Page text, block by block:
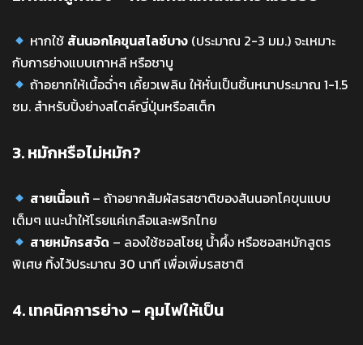
หากใช้ สันนอกโคขุนสไลซ์บาง (ประมาณ 2-3 มม.) จะเหมาะ
กับการย่างแบบเกาหลี หรือชาบู
ถ้าอยากให้เนื้อฉ่ำๆ เคี้ยวเพลิน ให้หั่นเป็นชิ้นหนาประมาณ 1-1.5
ซม. สำหรับปิ้งย่างสไตล์ญี่ปุ่นหรือสเต็ก
3. หมักหรือไม่หมัก?
สายเนื้อแท้ – ถ้าอยากสัมผัสรสชาติของสันนอกโคขุนแบบ
เต็มๆ แนะนำให้โรยแค่เกลือและพริกไทย
สายหมักรสจัด – ลองใช้ซอสโชยุ น้ำผึ้ง หรือซอสหมักสูตร
พิเศษ ทิ้งไว้ประมาณ 30 นาที เพื่อเพิ่มรสชาติ
4. เทคนิคการย่าง – คุมไฟให้เป็น